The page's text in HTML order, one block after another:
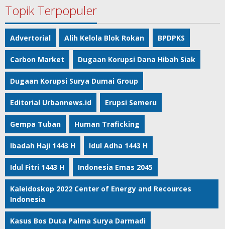
Topik Terpopuler
Advertorial Alih Kelola Blok Rokan BPDPKS
Carbon Market Dugaan Korupsi Dana Hibah Siak
Dugaan Korupsi Surya Dumai Group
Editorial Urbannews.id Erupsi Semeru
Gempa Tuban Human Traficking
Ibadah Haji 1443 H Idul Adha 1443 H
Idul Fitri 1443 H Indonesia Emas 2045
Kaleidoskop 2022 Center of Energy and Recources
Indonesia
Kasus Bos Duta Palma Surya Darmadi